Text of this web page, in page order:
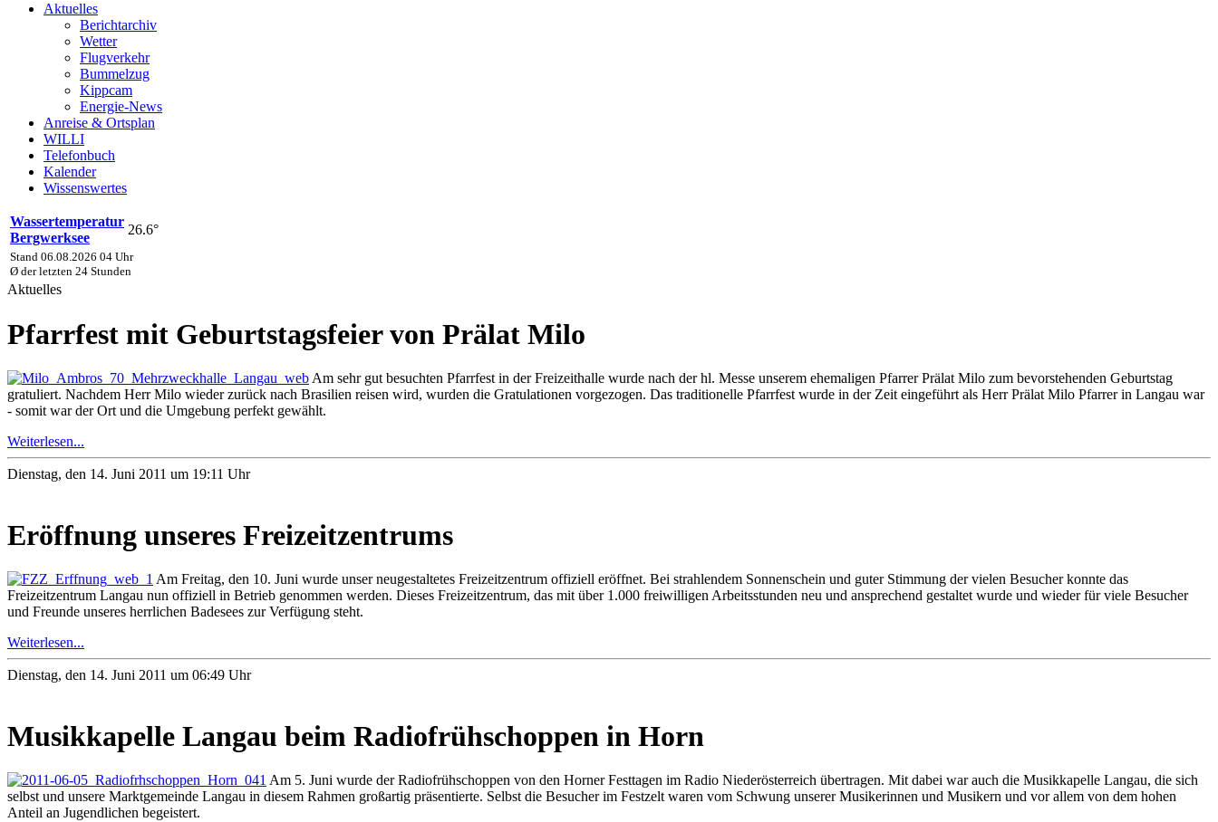
Aktuelles
Berichtarchiv
Wetter
Flugverkehr
Bummelzug
Kippcam
Energie-News
Anreise & Ortsplan
WILLI
Telefonbuch
Kalender
Wissenswertes
Wassertemperatur
Bergwerksee
26.6°
Stand 06.08.2026 04 Uhr
Ø der letzten 24 Stunden
Aktuelles
Pfarrfest mit Geburtstagsfeier von Prälat Milo
Am sehr gut besuchten Pfarrfest in der Freizeithalle wurde nach der hl. Messe unserem ehemaligen Pfarrer Prälat Milo zum bevorstehenden Geburtstag
gratuliert. Nachdem Herr Milo wieder zurück nach Brasilien reisen wird, wurden die Gratulationen vorgezogen. Das traditionelle Pfarrfest wurde in der Zeit eingeführt als Herr Prälat Milo Pfarrer in Langau war
- somit war der Ort und die Umgebung perfekt gewählt.
Weiterlesen...
Dienstag, den 14. Juni 2011 um 19:11 Uhr
Eröffnung unseres Freizeitzentrums
Am Freitag, den 10. Juni wurde unser neugestaltetes Freizeitzentrum offiziell eröffnet. Bei strahlendem Sonnenschein und guter Stimmung der vielen Besucher konnte das
Freizeitzentrum Langau nun offiziell in Betrieb genommen werden. Dieses Freizeitzentrum, das mit über 1.000 freiwilligen Arbeitsstunden neu und ansprechend gestaltet wurde und wieder für viele Besucher
und Freunde unseres herrlichen Badesees zur Verfügung steht.
Weiterlesen...
Dienstag, den 14. Juni 2011 um 06:49 Uhr
Musikkapelle Langau beim Radiofrühschoppen in Horn
Am 5. Juni wurde der Radiofrühschoppen von den Horner Festtagen im Radio Niederösterreich übertragen. Mit dabei war auch die Musikkapelle Langau, die sich
selbst und unsere Marktgemeinde Langau in diesem Rahmen großartig präsentierte. Selbst die Besucher im Festzelt waren vom Schwung unserer Musikerinnen und Musikern und vor allem von dem hohen
Anteil an Jugendlichen begeistert.